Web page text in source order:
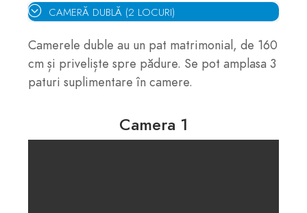
CAMERĂ DUBLĂ (2 LOCURI)
Camerele duble au un pat matrimonial, de 160
cm și priveliște spre pădure. Se pot amplasa 3
paturi suplimentare în camere.
Camera 1